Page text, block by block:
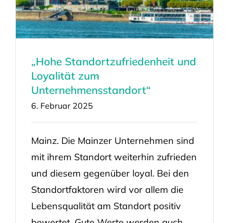
„Hohe Standortzufriedenheit und
Loyalität zum
Unternehmensstandort“
6. Februar 2025
Mainz. Die Mainzer Unternehmen sind
mit ihrem Standort weiterhin zufrieden
und diesem gegenüber loyal. Bei den
Standortfaktoren wird vor allem die
Lebensqualität am Standort positiv